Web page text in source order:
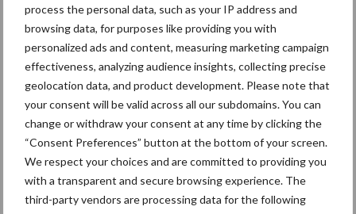
process the personal data, such as your IP address and
browsing data, for purposes like providing you with
personalized ads and content, measuring marketing campaign
effectiveness, analyzing audience insights, collecting precise
geolocation data, and product development. Please note that
your consent will be valid across all our subdomains. You can
change or withdraw your consent at any time by clicking the
“Consent Preferences” button at the bottom of your screen.
We respect your choices and are committed to providing you
with a transparent and secure browsing experience. The
third-party vendors are processing data for the following
vier strategische vervolgstappen, idealiter worden deze
tegelijkertijd uitgewerkt. Het voornaamste doel van dit traject is
om veerkracht en welbevinden van Vlaamse landbouwgezinnen
meer centraal te plaatsen in beleid, onderzoek en middenveld.”
Strategie 1: een geïntegreerde benadering van veerkracht
nastreven door actief in te zetten op de drie aspecten van
veerkracht (stressfactoren aanpakken, barrières voor coping
wegwerken, mentale gezondheid versterken).
Strategie 2: een platform welbevinden en werk in de